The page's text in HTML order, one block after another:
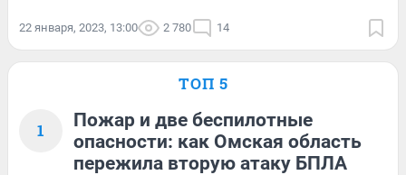
22 января, 2023, 13:00 2 780 14
ТОП 5
1
Пожар и две беспилотные
опасности: как Омская область
пережила вторую атаку БПЛА